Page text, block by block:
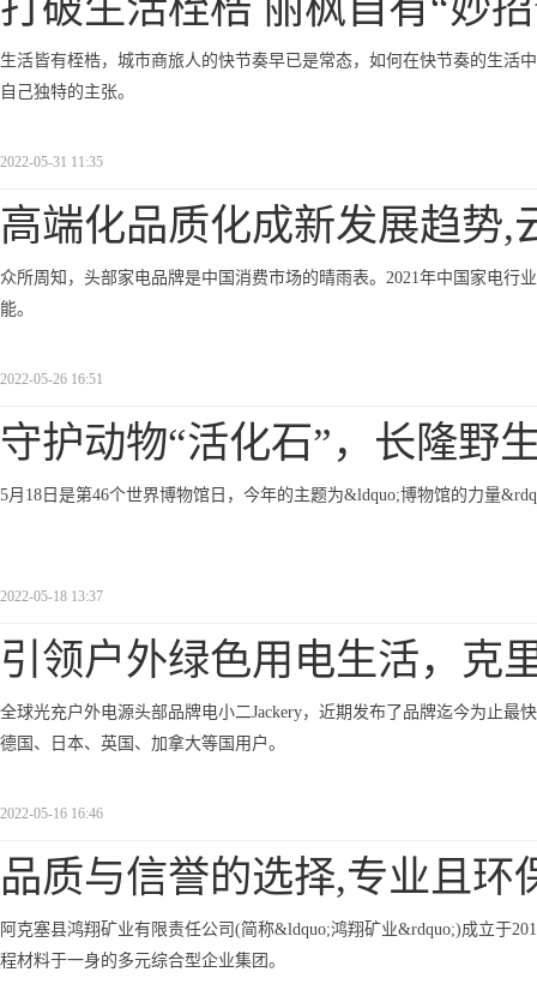
生活皆有桎梏，城市商旅人的快节奏早已是常态，如何在快节奏的生活
自己独特的主张。
2022-05-31 11:35
高端化品质化成新发展趋势,
众所周知，头部家电品牌是中国消费市场的晴雨表。2021年中国家电
能。
2022-05-26 16:51
守护动物“活化石”，长隆野
5月18日是第46个世界博物馆日，今年的主题为&ldquo;博物馆的力量
2022-05-18 13:37
引领户外绿色用电生活，克
全球光充户外电源头部品牌电小二Jackery，近期发布了品牌迄今为止
德国、日本、英国、加拿大等国用户。
2022-05-16 16:46
品质与信誉的选择,专业且环
阿克塞县鸿翔矿业有限责任公司(简称&ldquo;鸿翔矿业&rdquo;)成立于
程材料于一身的多元综合型企业集团。